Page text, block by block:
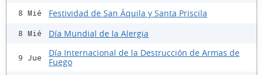
8 Mié Festividad de San Áquila y Santa Priscila
8 Mié Día Mundial de la Alergia
9 Jue
Día Internacional de la Destrucción de Armas de
Fuego